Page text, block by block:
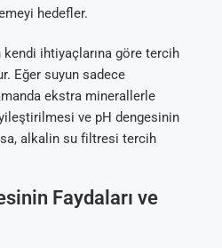
hedefler.
kendi ihtiyaçlarına göre tercih
Eğer suyun sadece
ekstra minerallerle
ve pH dengesinin
alkalin su filtresi tercih
Faydaları ve